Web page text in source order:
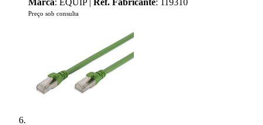
Marca: EQUIP | Ref. Fabricante: 119310
Preço sob consulta